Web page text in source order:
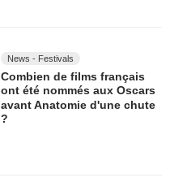
News - Festivals
Combien de films français
ont été nommés aux Oscars
avant Anatomie d'une chute
?